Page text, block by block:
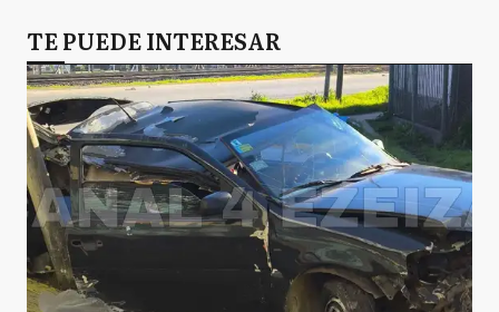
TE PUEDE INTERESAR